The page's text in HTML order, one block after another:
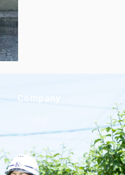
Company
代表メッセージ
沿革
スタッフブログ